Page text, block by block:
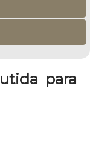
para